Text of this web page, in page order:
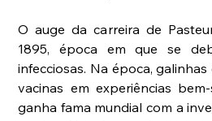
O auge da carreira de
1895, época em que se
infecciosas. Na época,
vacinas em experiências
ganha fama mundial com a